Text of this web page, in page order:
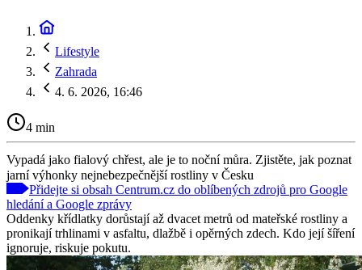
Lifestyle
Zahrada
4. 6. 2026, 16:46
4 min
Vypadá jako fialový chřest, ale je to noční můra. Zjistěte, jak poznat
jarní výhonky nejnebezpečnější rostliny v Česku
Přidejte si obsah Centrum.cz do oblíbených zdrojů pro Google
hledání a Google zprávy
Oddenky křídlatky dorůstají až dvacet metrů od mateřské rostliny a
pronikají trhlinami v asfaltu, dlažbě i opěrných zdech. Kdo její šíření
ignoruje, riskuje pokutu.